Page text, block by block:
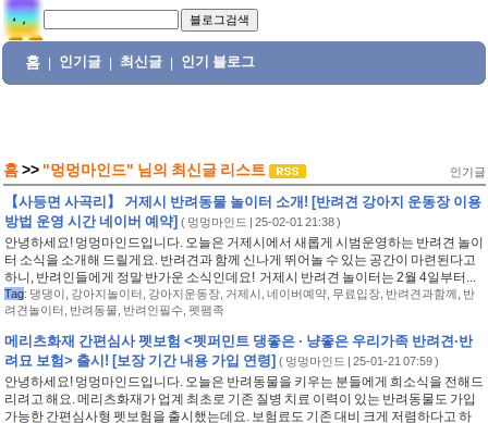
홈 인기글 최신글 인기 블로그
홈 >> "멍멍마인드" 님의 최신글 리스트 인기글
【사등면 사곡리】 거제시 반려동물 놀이터 소개! [반려견 강아지 운동장 이용
방법 운영 시간 네이버 예약] ( 멍멍마인드 | 25-02-01 21:38 )
안녕하세요! 멍멍마인드입니다. 오늘은 거제시에서 새롭게 시범운영하는 반려견 놀이
터 소식을 소개해 드릴게요. 반려견과 함께 신나게 뛰어놀 수 있는 공간이 마련된다고
하니, 반려인들에게 정말 반가운 소식인데요! ️ 거제시 반려견 놀이터는 2월 4일부터...
Tag: 댕댕이 강아지놀이터 강아지운동장, 거제시 네이버예약, 무료입장, 반려견과함께 반
려견놀이터 반려동물 반려인필수 펫팸족
메리츠화재 간편심사 펫보험 <펫퍼민트 댕좋은 · 냥좋은 우리가족 반려견·반
려묘 보험> 출시! [보장 기간 내용 가입 연령] ( 멍멍마인드 | 25-01-21 07:59 )
안녕하세요! 멍멍마인드입니다. 오늘은 반려동물을 키우는 분들에게 희소식을 전해드
리려고 해요. 메리츠화재가 업계 최초로 기존 질병 치료 이력이 있는 반려동물도 가입
가능한 간편심사형 펫보험을 출시했는데요. 보험료도 기존 대비 크게 저렴하다고 하